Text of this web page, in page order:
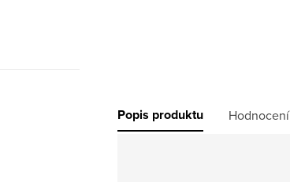
PyžamaPopis produktu Hodnocení